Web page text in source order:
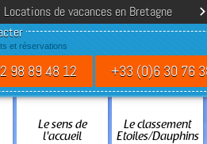
Locations de vacances en Bretagne
et réservations
98 89 48 12 +33 (0)6 30 76
Le sens de
l'accueil
Le classement
Etoiles/Dauphins